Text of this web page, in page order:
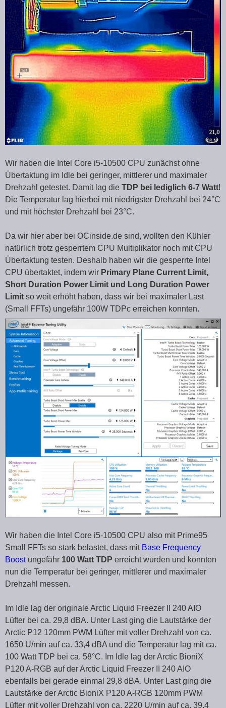
Wir haben die Intel Core i5-10500 CPU zunächst ohne
Übertaktung im Idle bei geringer, mittlerer und maximaler
Drehzahl getestet. Damit lag die TDP bei lediglich 6-7 Watt!
Die Temperatur lag hierbei mit niedrigster Drehzahl bei 24°C
und mit höchster Drehzahl bei 23°C.
Da wir hier aber bei OCinside.de sind, wollten den Kühler
natürlich trotz gesperrtem CPU Multiplikator noch mit CPU
Übertaktung testen. Deshalb haben wir die gesperrte Intel
CPU übertaktet, indem wir Primary Plane Current Limit,
Short Duration Power Limit und Long Duration Power
Limit so weit erhöht haben, dass wir bei maximaler Last
(Small FFTs) ungefähr 100W TDPc erreichen konnten.
Wir haben die Intel Core i5-10500 CPU also mit Prime95
Small FFTs so stark belastet, dass mit Base Frequency
Boostungefähr 100 Watt TDP erreicht wurden und konnten
nun die Temperatur bei geringer, mittlerer und maximaler
Drehzahl messen.
Im Idle lag der originale Arctic Liquid Freezer II 240 AIO
Lüfter bei ca. 29,8 dBA. Unter Last ging die Lautstärke der
Arctic P12 120mm PWM Lüfter mit voller Drehzahl von ca.
1650 U/min auf ca. 33,4 dBA und die Temperatur lag mit ca.
100 Watt TDP bei ca. 58°C. Im Idle lag der Arctic BioniX
P120 A-RGB auf der Arctic Liquid Freezer II 240 AIO
ebenfalls bei gerade einmal 29,8 dBA. Unter Last ging die
Lautstärke der Arctic BioniX P120 A-RGB 120mm PWM
Lüfter mit voller Drehzahl von ca. 2220 U/min auf ca. 39,4